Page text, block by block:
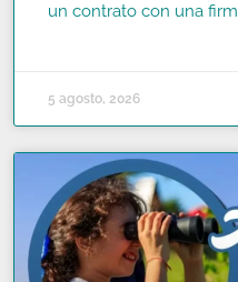
un contrato con una
5 agosto, 2026